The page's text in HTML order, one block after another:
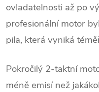
ovladatelnosti až po
profesionální motor
pila, která vyniká
Pokročilý 2-taktní
méně emisí než